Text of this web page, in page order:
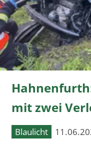
mit zwei
Blaulicht